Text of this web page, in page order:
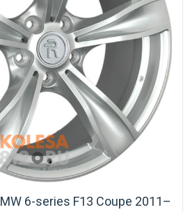
6-series F13 Coupe 2011–